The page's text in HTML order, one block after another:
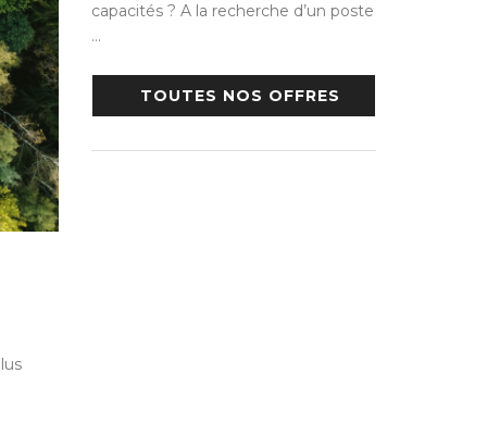
capacités ? A la recherche d’un poste
…
TOUTES NOS OFFRES